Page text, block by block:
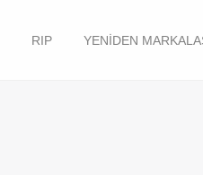
RIP YENIDEN